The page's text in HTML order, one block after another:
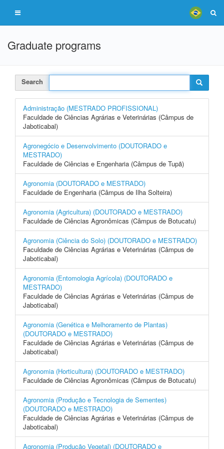
Graduate programs
Search
Administração (MESTRADO PROFISSIONAL)
Faculdade de Ciências Agrárias e Veterinárias (Câmpus de
Jaboticabal)
Agronegócio e Desenvolvimento (DOUTORADO e
MESTRADO)
Faculdade de Ciências e Engenharia (Câmpus de Tupã)
Agronomia (DOUTORADO e MESTRADO)
Faculdade de Engenharia (Câmpus de Ilha Solteira)
Agronomia (Agricultura) (DOUTORADO e MESTRADO)
Faculdade de Ciências Agronômicas (Câmpus de Botucatu)
Agronomia (Ciência do Solo) (DOUTORADO e MESTRADO)
Faculdade de Ciências Agrárias e Veterinárias (Câmpus de
Jaboticabal)
Agronomia (Entomologia Agrícola) (DOUTORADO e
MESTRADO)
Faculdade de Ciências Agrárias e Veterinárias (Câmpus de
Jaboticabal)
Agronomia (Genética e Melhoramento de Plantas)
(DOUTORADO e MESTRADO)
Faculdade de Ciências Agrárias e Veterinárias (Câmpus de
Jaboticabal)
Agronomia (Horticultura) (DOUTORADO e MESTRADO)
Faculdade de Ciências Agronômicas (Câmpus de Botucatu)
Agronomia (Produção e Tecnologia de Sementes)
(DOUTORADO e MESTRADO)
Faculdade de Ciências Agrárias e Veterinárias (Câmpus de
Jaboticabal)
Agronomia (Produção Vegetal) (DOUTORADO e